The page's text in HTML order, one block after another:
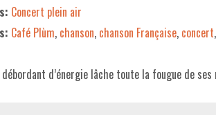
Concert plein air
Café Plùm, chanson, chanson Française, concert
d’énergie lâche toute la fougue de